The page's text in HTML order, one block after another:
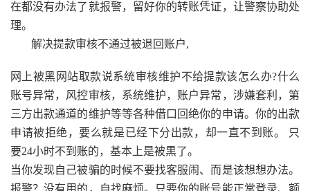
在都没有办法了就报警，留好你的转账凭证，让警察协助处
理。
解决提款审核不通过被退回账户,
网上被黑网站取款说系统审核维护不给提款该怎么办?什么
账号异常，风控审核，系统维护，账户异常，涉嫌套利，第
三方出款通道的维护等等各种借口回绝你的申请。你的出款
申请被拒绝，要么就是已经下分出款，却一直不到账。 只
要24小时不到账的，基本上是被黒了。
当你发现自己被骗的时候不要找客服闹、而是该想想办法。
报警？没有用的，自找麻烦。只要你的账号能正常登录、额